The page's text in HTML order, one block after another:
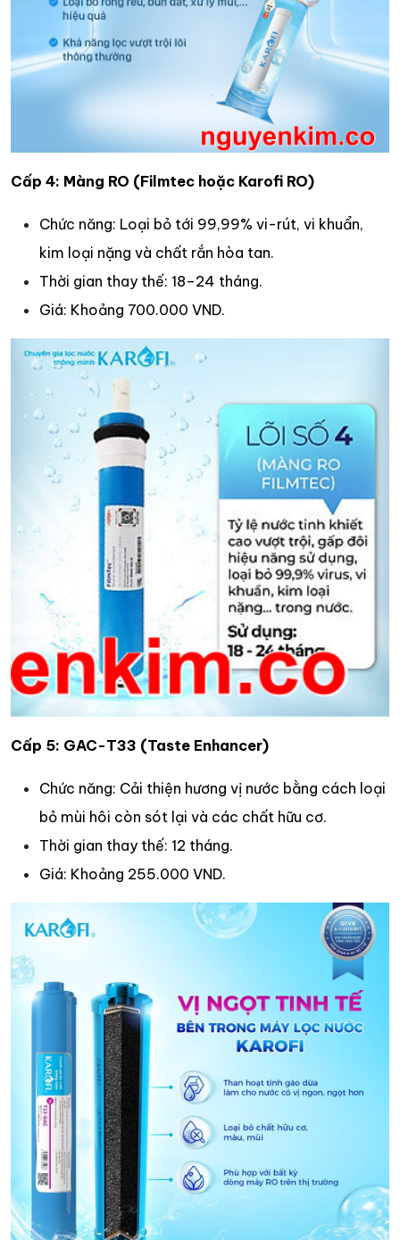
Cấp 4: Màng RO (Filmtec hoặc Karofi RO)
Chức năng: Loại bỏ tới 99,99% vi-rút, vi khuẩn,
kim loại nặng và chất rắn hòa tan.​
Thời gian thay thế: 18–24 tháng.​
Giá: Khoảng 700.000 VND.
Cấp 5: GAC-T33 (Taste Enhancer)
Chức năng: Cải thiện hương vị nước bằng cách loại
bỏ mùi hôi còn sót lại và các chất hữu cơ.​
Thời gian thay thế: 12 tháng.​
Giá: Khoảng 255.000 VND.